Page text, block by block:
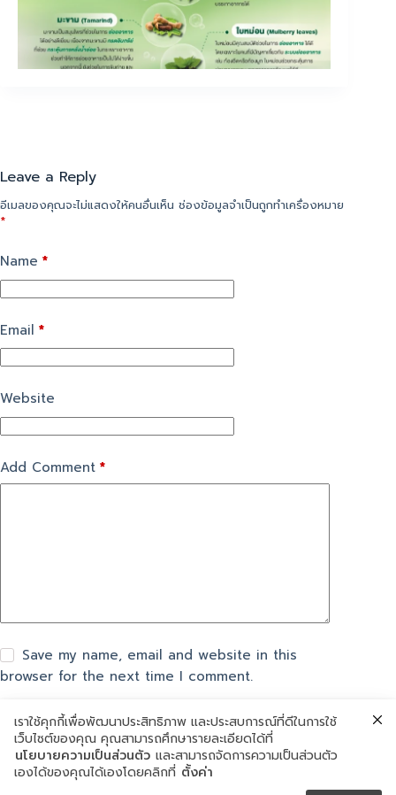
Leave a Reply
อีเมลของคุณจะไม่แสดงให้คนอื่นเห็น ช่องข้อมูลจำเป็นถูกทำเครื่องหมาย
*
Name *
Email *
Website
Add Comment *
Save my name, email and website in this
browser for the next time I comment.
แสดงความเห็น
เราใช้คุกกี้เพื่อพัฒนาประสิทธิภาพ และประสบการณ์ที่ดีในการใช้
เว็บไซต์ของคุณ คุณสามารถศึกษารายละเอียดได้ที่
นโยบายความเป็นส่วนตัว และสามารถจัดการความเป็นส่วนตัว
เองได้ของคุณได้เองโดยคลิกที่ ตั้งค่า